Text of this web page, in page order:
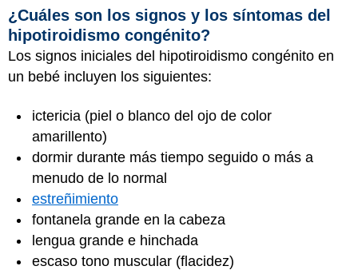
¿Cuáles son los signos y los síntomas del
hipotiroidismo congénito?
Los signos iniciales del hipotiroidismo congénito en
un bebé incluyen los siguientes:
ictericia (piel o blanco del ojo de color
amarillento)
dormir durante más tiempo seguido o más a
menudo de lo normal
estreñimiento
fontanela grande en la cabeza
lengua grande e hinchada
escaso tono muscular (flacidez)